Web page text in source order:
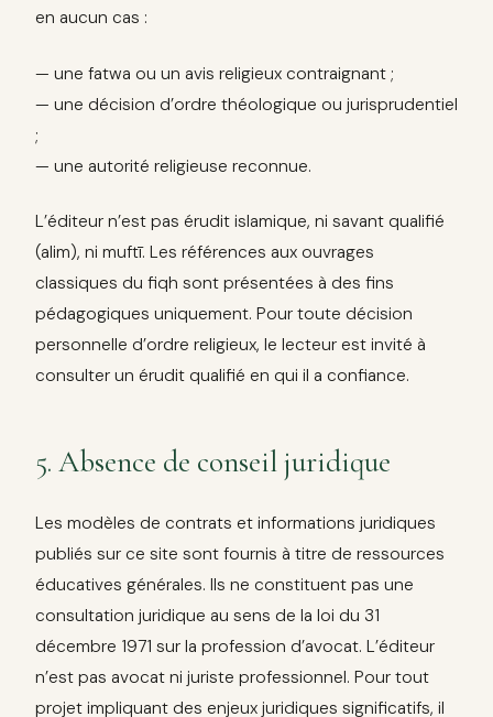
en aucun cas :
— une fatwa ou un avis religieux contraignant ;
— une décision d’ordre théologique ou jurisprudentiel
;
— une autorité religieuse reconnue.
L’éditeur n’est pas érudit islamique, ni savant qualifié
(alim), ni muftī. Les références aux ouvrages
classiques du fiqh sont présentées à des fins
pédagogiques uniquement. Pour toute décision
personnelle d’ordre religieux, le lecteur est invité à
consulter un érudit qualifié en qui il a confiance.
5. Absence de conseil juridique
Les modèles de contrats et informations juridiques
publiés sur ce site sont fournis à titre de ressources
éducatives générales. Ils ne constituent pas une
consultation juridique au sens de la loi du 31
décembre 1971 sur la profession d’avocat. L’éditeur
n’est pas avocat ni juriste professionnel. Pour tout
projet impliquant des enjeux juridiques significatifs, il